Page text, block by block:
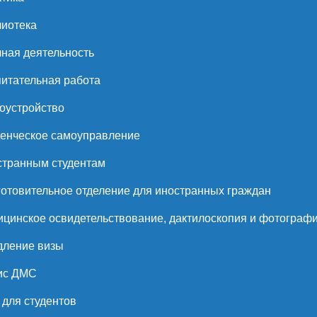
деятельность
работа
самоуправление
студентам
отделение для иностранных граждан
освидетельствование, дактилоскопия и
визы
ДМС
студентов